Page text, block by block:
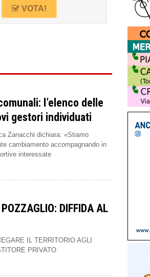
VOTA!
l’elenco delle
gestori individuati
Zanacchi dichiara: «Stiamo
cambiamento accompagnando in
interessate
DIFFIDA AL
IL TERRITORIO AGLI
PRIVATO